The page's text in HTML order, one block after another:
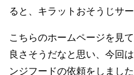
ると、キラットおそうじサ
こちらのホームページを見
良さそうだなと思い、今回
ンジフードの依頼をしました